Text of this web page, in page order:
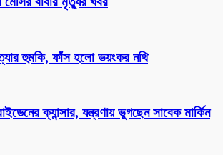
হুমকি, ফাঁস হলো ভয়ংকর নথি
ক্যান্সার, যন্ত্রণায় ভুগছেন সাবেক মার্কিন